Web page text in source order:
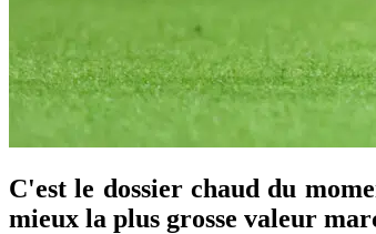
C'est le dossier chaud du
mieux la plus grosse valeur